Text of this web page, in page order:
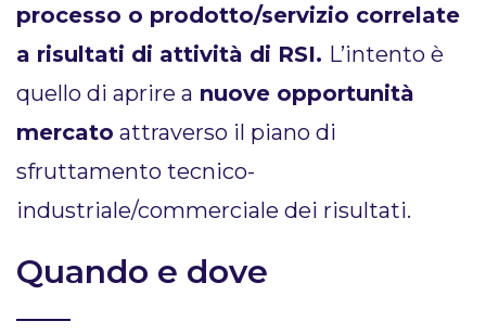
processo o prodotto/servizio correlate
a risultati di attività di RSI. L’intento è
quello di aprire a nuove opportunità
mercato attraverso il piano di
sfruttamento tecnico-
industriale/commerciale dei risultati​.
Quando e dove